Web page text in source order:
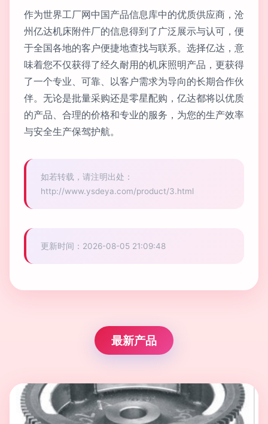
作为世界工厂网中国产品信息库中的优质供应商，沧
州亿达机床附件厂的信息得到了广泛展示与认可，便
于全国各地的客户便捷地查找与联系。选择亿达，意
味着您不仅获得了经久耐用的机床照明产品，更获得
了一个专业、可靠、以客户需求为导向的长期合作伙
伴。无论是批量采购还是零星配购，亿达都将以优质
的产品、合理的价格和专业的服务，为您的生产效率
与安全生产保驾护航。
如若转载，请注明出处：
http://www.ysdeya.com/product/3.html
更新时间：2026-08-05 21:09:48
最新产品